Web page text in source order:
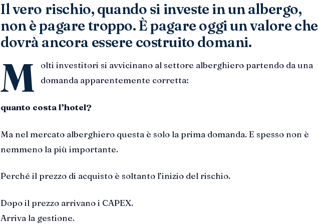
Il vero rischio, quando si investe in un albergo,
non è pagare troppo. È pagare oggi un valore che
dovrà ancora essere costruito domani.
M
olti investitori si avvicinano al settore alberghiero partendo da una
domanda apparentemente corretta:
quanto costa l’hotel?
Ma nel mercato alberghiero questa è solo la prima domanda. E spesso non è
nemmeno la più importante.
Perché il prezzo di acquisto è soltanto l’inizio del rischio.
Dopo il prezzo arrivano i CAPEX.
Arriva la gestione.